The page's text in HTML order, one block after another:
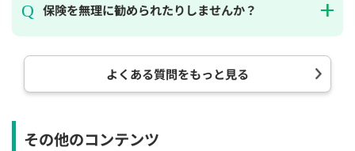
保険を無理に勧められたりしませんか？
よくある質問をもっと見る
その他のコンテンツ